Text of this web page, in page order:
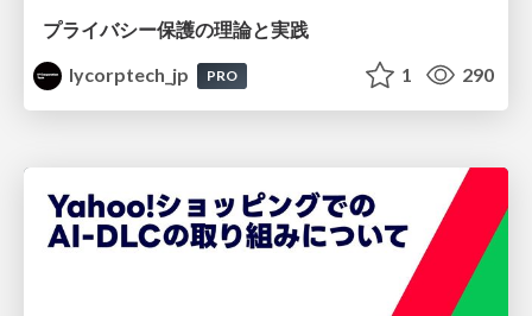
プライバシー保護の理論と実践
lycorptech_jp
PRO 1 290